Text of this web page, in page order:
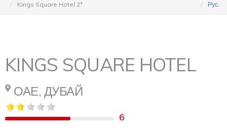
Kings Square Hotel 2*
Рус.
KINGS SQUARE HOTEL
ОАЕ, ДУБАЙ
6